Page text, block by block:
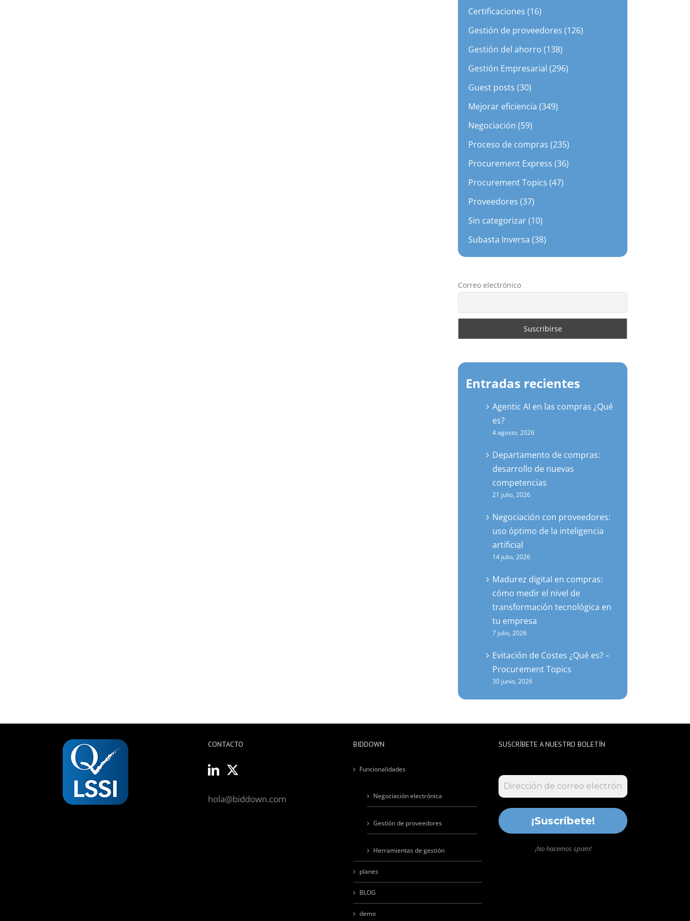
Certificaciones (16)
Gestión de proveedores (126)
Gestión del ahorro (138)
Gestión Empresarial (296)
Guest posts (30)
Mejorar eficiencia (349)
Negociación (59)
Proceso de compras (235)
Procurement Express (36)
Procurement Topics (47)
Proveedores (37)
Sin categorizar (10)
Subasta Inversa (38)
Correo electrónico
Entradas recientes
Agentic AI en las compras ¿Qué
es?
4 agosto, 2026
Departamento de compras:
desarrollo de nuevas
competencias
21 julio, 2026
Negociación con proveedores:
uso óptimo de la inteligencia
artificial
14 julio, 2026
Madurez digital en compras:
cómo medir el nivel de
transformación tecnológica en
tu empresa
7 julio, 2026
Evitación de Costes ¿Qué es? –
Procurement Topics
30 junio, 2026
CONTACTO
hola@biddown.com
BIDDOWN
Funcionalidades
Negociación electrónica
Gestión de proveedores
Herramientas de gestión
planes
BLOG
demo
SUSCRÍBETE A NUESTRO BOLETÍN
¡No hacemos spam!